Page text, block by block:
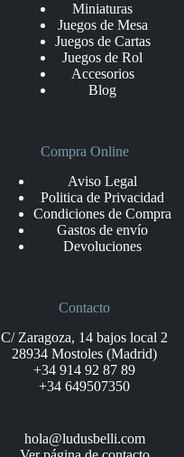
Miniaturas
Juegos de Mesa
Juegos de Cartas
Juegos de Rol
Accesorios
Blog
Compra Online
Aviso Legal
Politica de Privacidad
Condiciones de Compra
Gastos de envío
Devoluciones
Contacto
C/ Zaragoza, 14 bajos local 2
28934 Mostoles (Madrid)
+34 914 92 87 89
+34 649507350
hola@ludusbelli.com